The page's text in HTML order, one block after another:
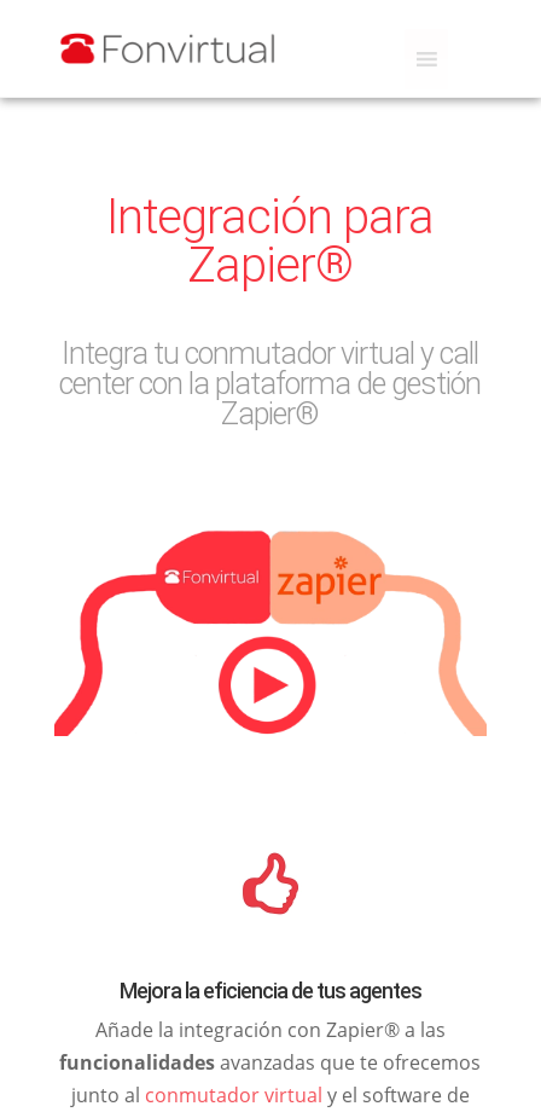
Integración para
Zapier®
Integra tu conmutador virtual y call
center con la plataforma de gestión
Zapier®
Mejora la eficiencia de tus agentes
Añade la integración con Zapier® a las
funcionalidadesavanzadas que te ofrecemos
junto al conmutador virtual y el software de